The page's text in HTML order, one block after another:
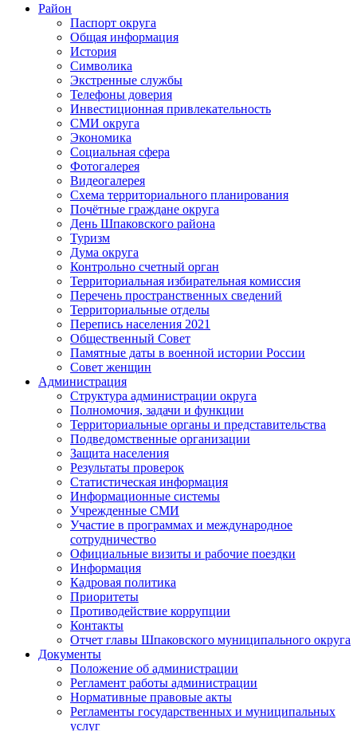
Район
Паспорт округа
Общая информация
История
Символика
Экстренные службы
Телефоны доверия
Инвестиционная привлекательность
СМИ округа
Экономика
Социальная сфера
Фотогалерея
Видеогалерея
Схема территориального планирования
Почётные граждане округа
День Шпаковского района
Туризм
Дума округа
Контрольно счетный орган
Территориальная избирательная комиссия
Перечень пространственных сведений
Территориальные отделы
Перепись населения 2021
Общественный Совет
Памятные даты в военной истории России
Совет женщин
Администрация
Структура администрации округа
Полномочия, задачи и функции
Территориальные органы и представительства
Подведомственные организации
Защита населения
Результаты проверок
Статистическая информация
Информационные системы
Учрежденные СМИ
Участие в программах и международное
сотрудничество
Официальные визиты и рабочие поездки
Информация
Кадровая политика
Приоритеты
Противодействие коррупции
Контакты
Отчет главы Шпаковского муниципального округа
Документы
Положение об администрации
Регламент работы администрации
Нормативные правовые акты
Регламенты государственных и муниципальных
услуг